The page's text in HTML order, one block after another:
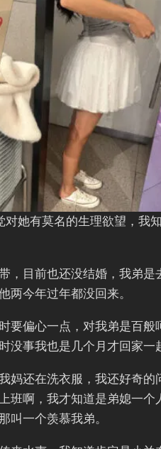
她有莫名的生理欲望，我
，目前也还没结婚，我弟是
两今年过年都没回来。
要偏心一点，对我弟是百般
没事我也是几个月才回家一
妈还在洗衣服，我还好奇的
啊，我才知道是弟媳一个
叫一个羡慕我弟。